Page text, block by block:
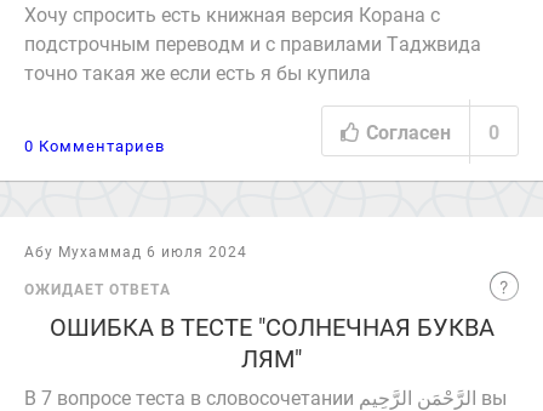
Хочу спросить есть книжная версия Корана с
подстрочным переводм и с правилами Таджвида
точно такая же если есть я бы купила
0 Комментариев
Согласен 0
Абу Мухаммад 6 июля 2024
ОЖИДАЕТ ОТВЕТА
ОШИБКА В ТЕСТЕ "СОЛНЕЧНАЯ БУКВА
ЛЯМ"
В 7 вопросе теста в словосочетании الرَّحْمَنِ الرَّحِيمِ вы